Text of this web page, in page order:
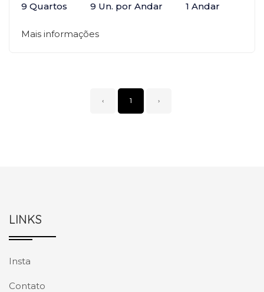
9 Quartos 9 Un. por Andar 1 Andar
Mais informações
‹ 1 ›
LINKS
Insta
Contato